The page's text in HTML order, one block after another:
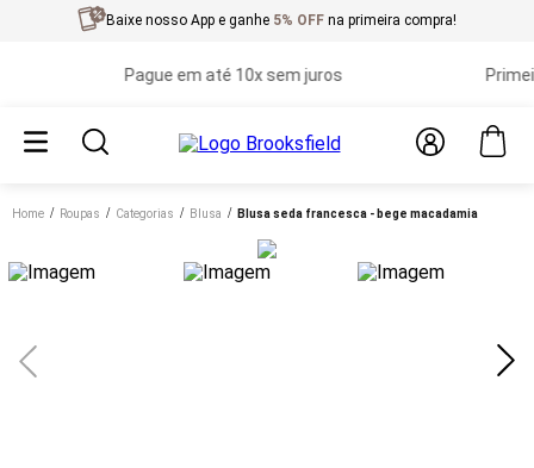
Baixe nosso App e ganhe 5% OFF na primeira compra!
Pague em até 10x sem juros Primeira
Home roupas categorias blusa blusa seda francesca - bege macadamia